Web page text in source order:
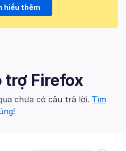
hiểu thêm
trợ Firefox
chưa có câu trả lời. Tìm